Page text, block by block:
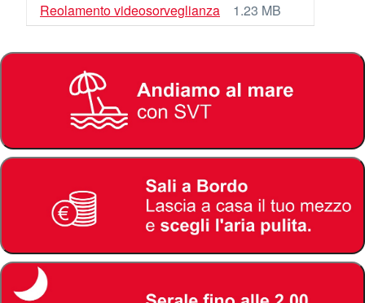
Reolamento videosorveglianza
1.23 MB